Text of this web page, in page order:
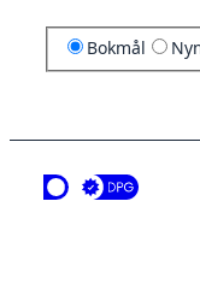
Bokmål